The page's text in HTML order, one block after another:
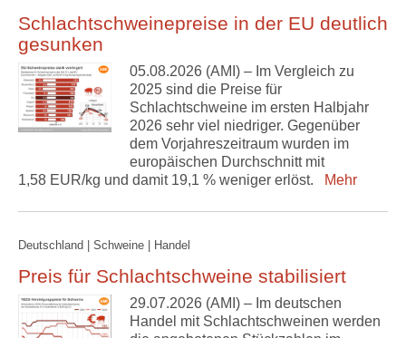
Schlachtschweinepreise in der EU deutlich
gesunken
05.08.2026 (AMI) – Im Vergleich zu
2025 sind die Preise für
Schlachtschweine im ersten Halbjahr
2026 sehr viel niedriger. Gegenüber
dem Vorjahreszeitraum wurden im
europäischen Durchschnitt mit
1,58 EUR/kg und damit 19,1 % weniger erlöst.
Mehr
Deutschland | Schweine | Handel
Preis für Schlachtschweine stabilisiert
29.07.2026 (AMI) – Im deutschen
Handel mit Schlachtschweinen werden